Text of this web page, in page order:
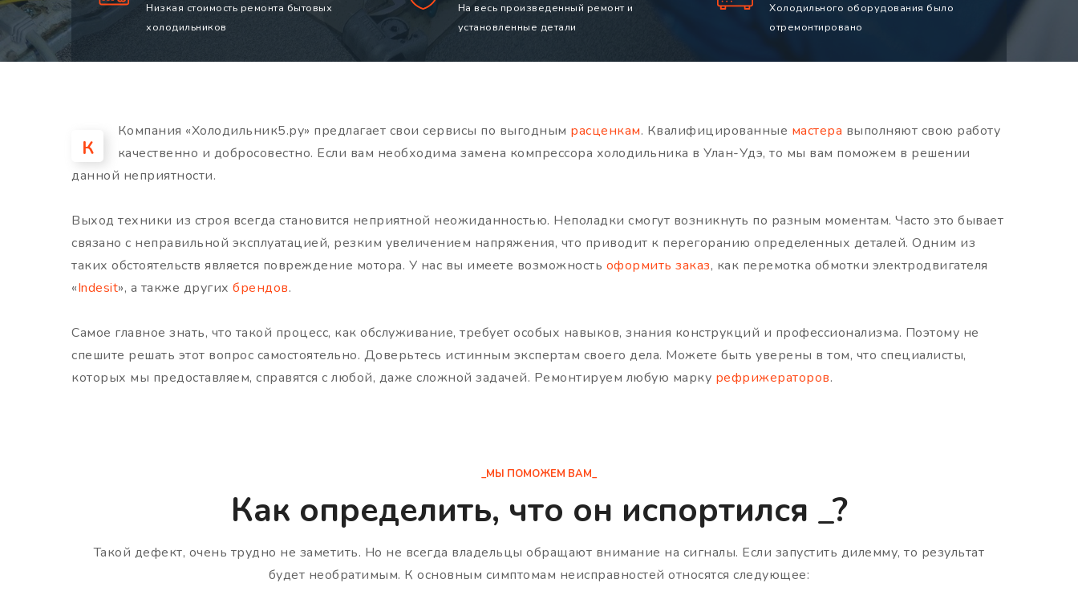
Низкая стоимость ремонта бытовых
холодильников
На весь произведенный ремонт и
установленные детали
Холодильного оборудования было
отремонтировано
К
Компания «Холодильник5.ру» предлагает свои сервисы по выгодным расценкам. Квалифицированные мастера выполняют свою работу
качественно и добросовестно. Если вам необходима замена компрессора холодильника в Улан-Удэ, то мы вам поможем в решении
данной неприятности.
Выход техники из строя всегда становится неприятной неожиданностью. Неполадки смогут возникнуть по разным моментам. Часто это бывает
связано с неправильной эксплуатацией, резким увеличением напряжения, что приводит к перегоранию определенных деталей. Одним из
таких обстоятельств является повреждение мотора. У нас вы имеете возможность оформить заказ, как перемотка обмотки электродвигателя
«Indesit», а также других брендов.
Самое главное знать, что такой процесс, как обслуживание, требует особых навыков, знания конструкций и профессионализма. Поэтому не
спешите решать этот вопрос самостоятельно. Доверьтесь истинным экспертам своего дела. Можете быть уверены в том, что специалисты,
которых мы предоставляем, справятся с любой, даже сложной задачей. Ремонтируем любую марку рефрижераторов.
_МЫ ПОМОЖЕМ ВАМ_
Как определить, что он испортился _?
Такой дефект, очень трудно не заметить. Но не всегда владельцы обращают внимание на сигналы. Если запустить дилемму, то результат
будет необратимым. К основным симптомам неисправностей относятся следующее: